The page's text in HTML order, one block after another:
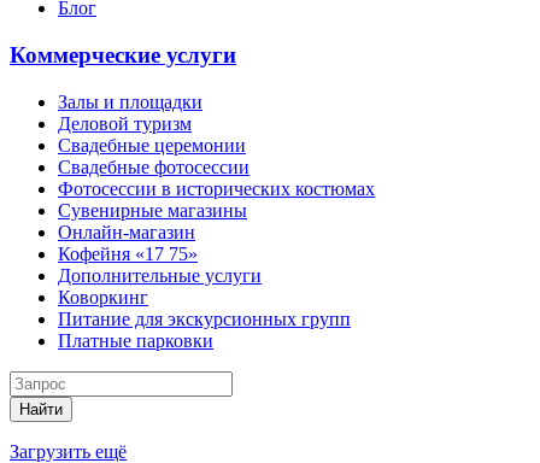
Блог
Коммерческие услуги
Залы и площадки
Деловой туризм
Свадебные церемонии
Свадебные фотосессии
Фотосессии в исторических костюмах
Сувенирные магазины
Онлайн-магазин
Кофейня «17 75»
Дополнительные услуги
Коворкинг
Питание для экскурсионных групп
Платные парковки
Найти
Загрузить ещё